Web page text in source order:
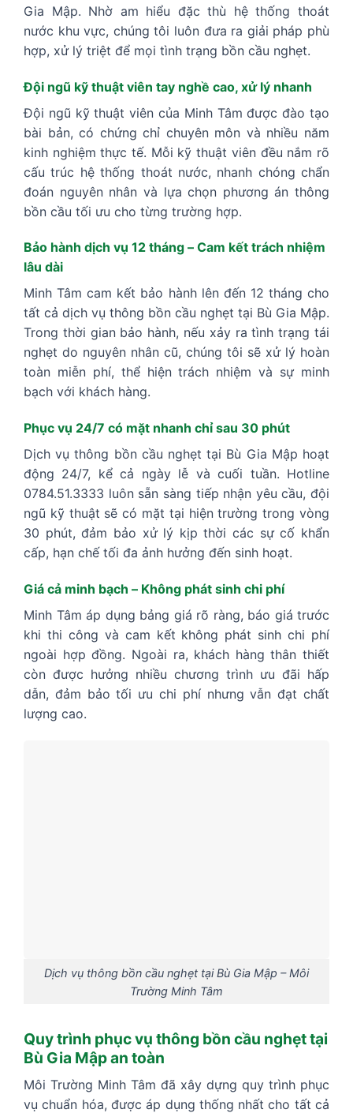
Gia Mập. Nhờ am hiểu đặc thù hệ thống thoát
nước khu vực, chúng tôi luôn đưa ra giải pháp phù
hợp, xử lý triệt để mọi tình trạng bồn cầu nghẹt.
Đội ngũ kỹ thuật viên tay nghề cao, xử lý nhanh
Đội ngũ kỹ thuật viên của Minh Tâm được đào tạo
bài bản, có chứng chỉ chuyên môn và nhiều năm
kinh nghiệm thực tế. Mỗi kỹ thuật viên đều nắm rõ
cấu trúc hệ thống thoát nước, nhanh chóng chẩn
đoán nguyên nhân và lựa chọn phương án thông
bồn cầu tối ưu cho từng trường hợp.
Bảo hành dịch vụ 12 tháng – Cam kết trách nhiệm
lâu dài
Minh Tâm cam kết bảo hành lên đến 12 tháng cho
tất cả dịch vụ thông bồn cầu nghẹt tại Bù Gia Mập.
Trong thời gian bảo hành, nếu xảy ra tình trạng tái
nghẹt do nguyên nhân cũ, chúng tôi sẽ xử lý hoàn
toàn miễn phí, thể hiện trách nhiệm và sự minh
bạch với khách hàng.
Phục vụ 24/7 có mặt nhanh chỉ sau 30 phút
Dịch vụ thông bồn cầu nghẹt tại Bù Gia Mập hoạt
động 24/7, kể cả ngày lễ và cuối tuần. Hotline
0784.51.3333 luôn sẵn sàng tiếp nhận yêu cầu, đội
ngũ kỹ thuật sẽ có mặt tại hiện trường trong vòng
30 phút, đảm bảo xử lý kịp thời các sự cố khẩn
cấp, hạn chế tối đa ảnh hưởng đến sinh hoạt.
Giá cả minh bạch – Không phát sinh chi phí
Minh Tâm áp dụng bảng giá rõ ràng, báo giá trước
khi thi công và cam kết không phát sinh chi phí
ngoài hợp đồng. Ngoài ra, khách hàng thân thiết
còn được hưởng nhiều chương trình ưu đãi hấp
dẫn, đảm bảo tối ưu chi phí nhưng vẫn đạt chất
lượng cao.
Dịch vụ thông bồn cầu nghẹt tại Bù Gia Mập – Môi
Trường Minh Tâm
Quy trình phục vụ thông bồn cầu nghẹt tại
Bù Gia Mập an toàn
Môi Trường Minh Tâm đã xây dựng quy trình phục
vụ chuẩn hóa, được áp dụng thống nhất cho tất cả